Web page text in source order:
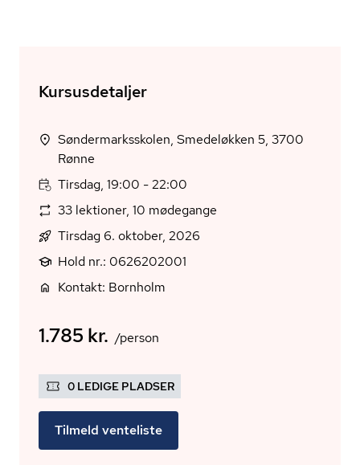
Kursusdetaljer
Søndermarksskolen, Smedeløkken 5, 3700
Rønne
Tirsdag, 19:00 - 22:00
33 lektioner, 10 mødegange
Tirsdag 6. oktober, 2026
Hold nr.: 0626202001
Kontakt: Bornholm
1.785 kr. /person
0 LEDIGE PLADSER
Tilmeld venteliste